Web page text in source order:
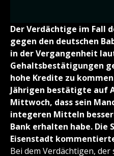
Der Verdächtige im Fall
gegen den deutschen
in der Vergangenheit
Gehaltsbestätigungen
hohe Kredite zu
Jährigen bestätigte auf
Mittwoch, dass sein
integeren Mitteln
Bank erhalten habe.
Eisenstadt
Bei dem Verdächtigen,